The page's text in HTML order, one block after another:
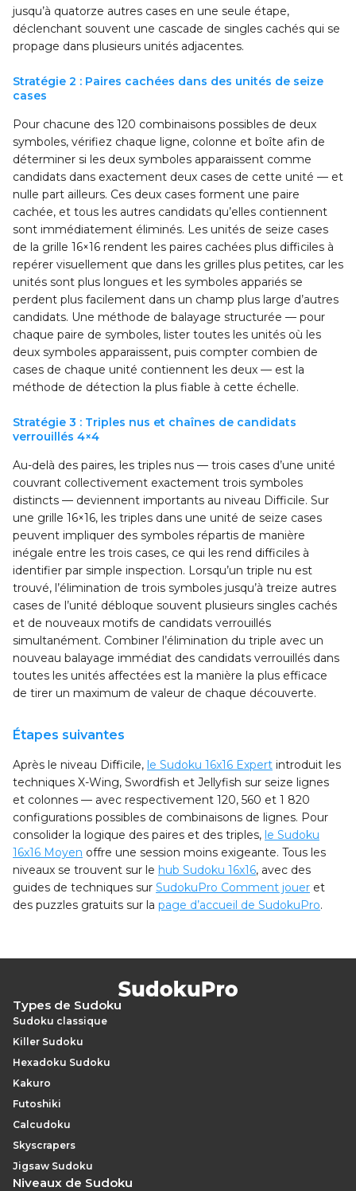
jusqu’à quatorze autres cases en une seule étape,
déclenchant souvent une cascade de singles cachés qui se
propage dans plusieurs unités adjacentes.
Stratégie 2 : Paires cachées dans des unités de seize
cases
Pour chacune des 120 combinaisons possibles de deux
symboles, vérifiez chaque ligne, colonne et boîte afin de
déterminer si les deux symboles apparaissent comme
candidats dans exactement deux cases de cette unité — et
nulle part ailleurs. Ces deux cases forment une paire
cachée, et tous les autres candidats qu’elles contiennent
sont immédiatement éliminés. Les unités de seize cases
de la grille 16×16 rendent les paires cachées plus difficiles à
repérer visuellement que dans les grilles plus petites, car les
unités sont plus longues et les symboles appariés se
perdent plus facilement dans un champ plus large d’autres
candidats. Une méthode de balayage structurée — pour
chaque paire de symboles, lister toutes les unités où les
deux symboles apparaissent, puis compter combien de
cases de chaque unité contiennent les deux — est la
méthode de détection la plus fiable à cette échelle.
Stratégie 3 : Triples nus et chaînes de candidats
verrouillés 4×4
Au-delà des paires, les triples nus — trois cases d’une unité
couvrant collectivement exactement trois symboles
distincts — deviennent importants au niveau Difficile. Sur
une grille 16×16, les triples dans une unité de seize cases
peuvent impliquer des symboles répartis de manière
inégale entre les trois cases, ce qui les rend difficiles à
identifier par simple inspection. Lorsqu’un triple nu est
trouvé, l’élimination de trois symboles jusqu’à treize autres
cases de l’unité débloque souvent plusieurs singles cachés
et de nouveaux motifs de candidats verrouillés
simultanément. Combiner l’élimination du triple avec un
nouveau balayage immédiat des candidats verrouillés dans
toutes les unités affectées est la manière la plus efficace
de tirer un maximum de valeur de chaque découverte.
Étapes suivantes
Après le niveau Difficile, le Sudoku 16x16 Expert introduit les
techniques X-Wing, Swordfish et Jellyfish sur seize lignes
et colonnes — avec respectivement 120, 560 et 1 820
configurations possibles de combinaisons de lignes. Pour
consolider la logique des paires et des triples, le Sudoku
16x16 Moyen offre une session moins exigeante. Tous les
niveaux se trouvent sur le hub Sudoku 16x16, avec des
guides de techniques sur SudokuPro Comment jouer et
des puzzles gratuits sur la page d’accueil de SudokuPro.
Types de Sudoku
Sudoku classique
Killer Sudoku
Hexadoku Sudoku
Kakuro
Futoshiki
Calcudoku
Skyscrapers
Jigsaw Sudoku
Niveaux de Sudoku